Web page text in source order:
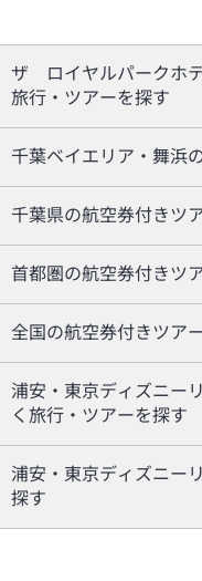
ザ ロイヤルパークホ
旅行・ツアーを探す
千葉ベイエリア・舞浜
千葉県の航空券付きツ
首都圏の航空券付きツ
全国の航空券付きツア
浦安・東京ディズニー
く旅行・ツアーを探す
浦安・東京ディズニー
探す